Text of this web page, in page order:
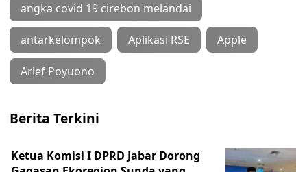
angka covid 19 cirebon melandai
antarkelompok Aplikasi RSE Apple
Arief Poyuono
Berita Terkini
Ketua Komisi I DPRD Jabar Dorong